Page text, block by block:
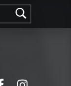
Facebook